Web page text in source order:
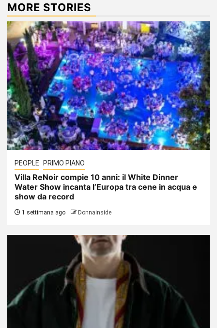
MORE STORIES
PEOPLE PRIMO PIANO
Villa ReNoir compie 10 anni: il White Dinner
Water Show incanta l’Europa tra cene in acqua e
show da record
1 settimana ago Donnainside